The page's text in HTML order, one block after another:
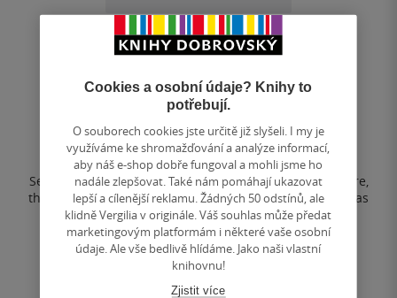
Shades of Resistance
Joseph Matthews
z
5
hvězdiček
pevná vazba
Set in 1973 Greece during the military dictatorship there,
the novel follows thirty-year-old American Jonas Korda as
he stumbles blindly...
Nedostupné
Cookies a osobní údaje? Knihy to
potřebují.
O souborech cookies jste určitě již slyšeli. I my je
využíváme ke shromažďování a analýze informací,
aby náš e-shop dobře fungoval a mohli jsme ho
nadále zlepšovat. Také nám pomáhají ukazovat
lepší a cílenější reklamu. Žádných 50 odstínů, ale
klidně Vergilia v originále. Váš souhlas může předat
marketingovým platformám i některé vaše osobní
údaje. Ale vše bedlivě hlídáme. Jako naši vlastní
knihovnu!
Zjistit více